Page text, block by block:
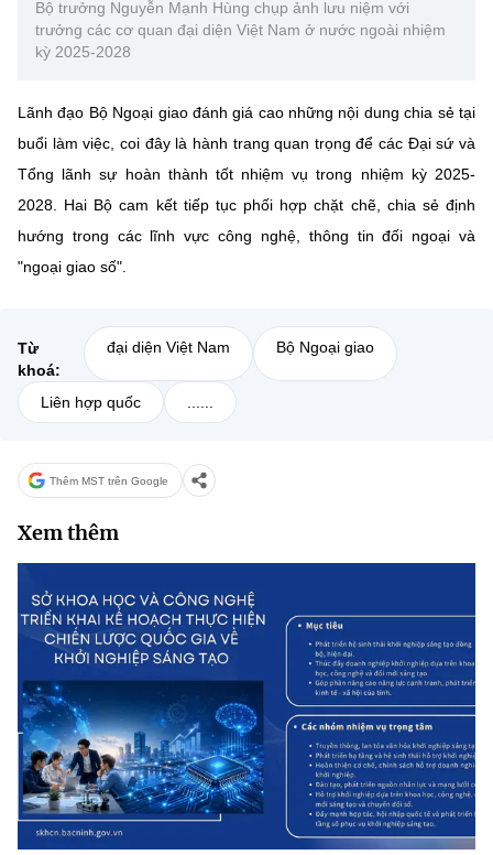
Bộ trưởng Nguyễn Mạnh Hùng chụp ảnh lưu niệm với
trưởng các cơ quan đại diện Việt Nam ở nước ngoài nhiệm
kỳ 2025-2028
Lãnh đạo Bộ Ngoại giao đánh giá cao những nội dung chia sẻ tại
buổi làm việc, coi đây là hành trang quan trọng để các Đại sứ và
Tổng lãnh sự hoàn thành tốt nhiệm vụ trong nhiệm kỳ 2025-
2028. Hai Bộ cam kết tiếp tục phối hợp chặt chẽ, chia sẻ định
hướng trong các lĩnh vực công nghệ, thông tin đối ngoại và
"ngoại giao số".
Từ
khoá:
đại diện Việt Nam Bộ Ngoại giao
Liên hợp quốc
Thêm MST trên Google
Xem thêm